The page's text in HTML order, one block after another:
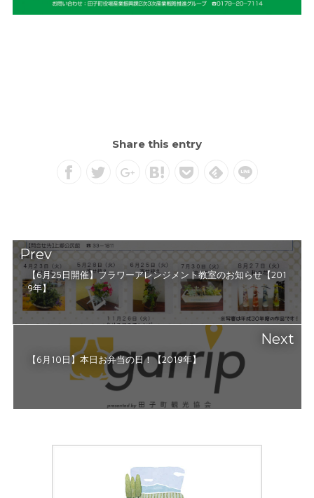
Share this entry
Prev
【6月25日開催】フラワーアレンジメント教室のお知らせ【201
9年】
Next
【6月10日】本日お弁当の日！【2019年】